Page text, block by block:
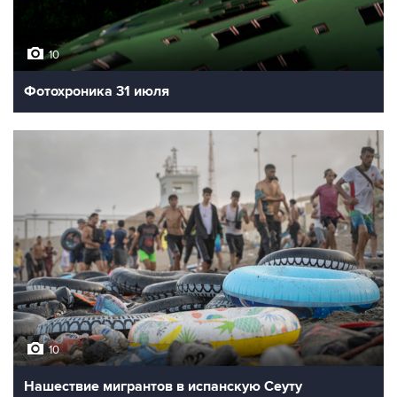
10
Фотохроника 31 июля
10
Нашествие мигрантов в испанскую Сеуту